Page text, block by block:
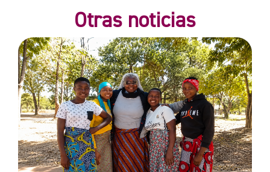
Otras noticias